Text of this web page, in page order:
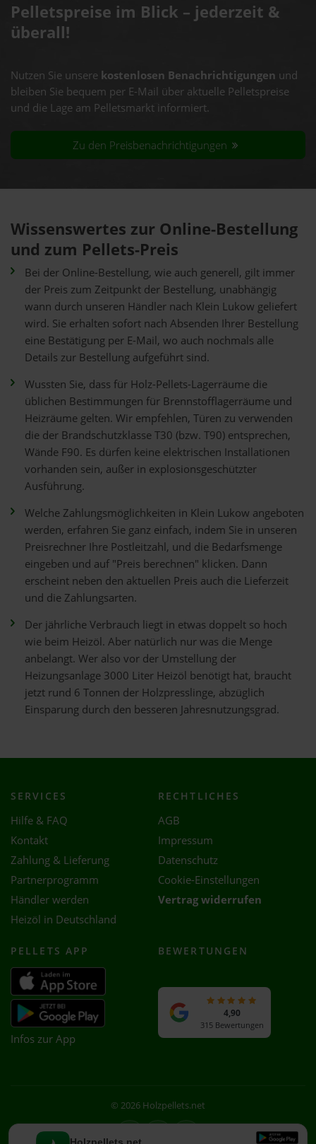
Pelletspreise im Blick – jederzeit &
überall!
Nutzen Sie unsere kostenlosen Benachrichtigungen und
bleiben Sie bequem per E-Mail über aktuelle Pelletspreise
und die Lage am Pelletsmarkt informiert.
Zu den Preisbenachrichtigungen
Wissenswertes zur Online-Bestellung
und zum Pellets-Preis
Bei der Online-Bestellung, wie auch generell, gilt immer
der Preis zum Zeitpunkt der Bestellung, unabhängig
wann durch unseren Händler nach Klein Lukow geliefert
wird. Sie erhalten sofort nach Absenden Ihrer Bestellung
eine Bestätigung per E-Mail, wo auch nochmals alle
Details zur Bestellung aufgeführt sind.
Wussten Sie, dass für Holz-Pellets-Lagerräume die
üblichen Bestimmungen für Brennstofflagerräume und
Heizräume gelten. Wir empfehlen, Türen zu verwenden
die der Brandschutzklasse T30 (bzw. T90) entsprechen,
Wände F90. Es dürfen keine elektrischen Installationen
vorhanden sein, außer in explosionsgeschützter
Ausführung.
Welche Zahlungsmöglichkeiten in Klein Lukow angeboten
werden, erfahren Sie ganz einfach, indem Sie in unseren
Preisrechner Ihre Postleitzahl, und die Bedarfsmenge
eingeben und auf "Preis berechnen" klicken. Dann
erscheint neben den aktuellen Preis auch die Lieferzeit
und die Zahlungsarten.
Der jährliche Verbrauch liegt in etwas doppelt so hoch
wie beim Heizöl. Aber natürlich nur was die Menge
anbelangt. Wer also vor der Umstellung der
Heizungsanlage 3000 Liter Heizöl benötigt hat, braucht
jetzt rund 6 Tonnen der Holzpresslinge, abzüglich
Einsparung durch den besseren Jahresnutzungsgrad.
Holzpellets.net
SERVICES
Hilfe & FAQ
Kontakt
Zahlung & Lieferung
Partnerprogramm
Händler werden
Heizöl in Deutschland
RECHTLICHES
AGB
Impressum
Datenschutz
Cookie-Einstellungen
Vertrag widerrufen
PELLETS APP
Infos zur App
BEWERTUNGEN
4,90
315 Bewertungen
© 2026 Holzpellets.net
Facebook